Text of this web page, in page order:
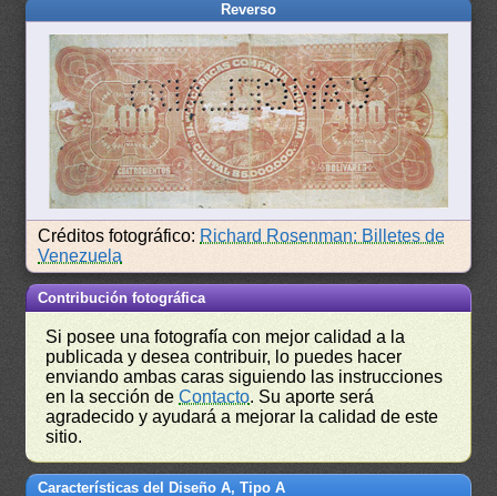
Reverso
Créditos fotográfico: Richard Rosenman: Billetes de
Venezuela
Contribución fotográfica
Si posee una fotografía con mejor calidad a la
publicada y desea contribuir, lo puedes hacer
enviando ambas caras siguiendo las instrucciones
en la sección deContacto. Su aporte será
agradecido y ayudará a mejorar la calidad de este
sitio.
Características del Diseño A, Tipo A